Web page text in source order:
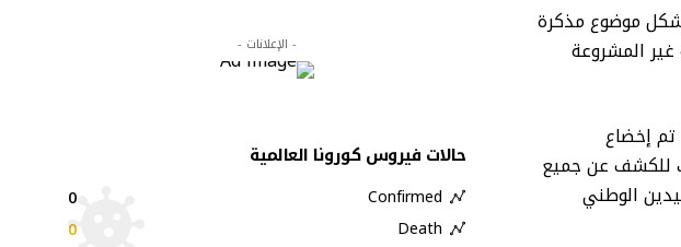
موضوع مذكرة
المشروعة
تم إخضاع
للكشف عن جميع
الوطني
- الإعلانات -
حالات فيروس كورونا العالمية
Confirmed
0
Death
0